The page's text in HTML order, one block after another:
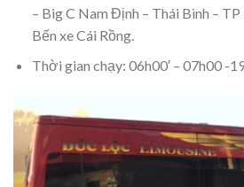
– Big C Nam Định – Thái Bình –
Bến xe Cái Rồng.
Thời gian chạy: 06h00′ – 07h00 -